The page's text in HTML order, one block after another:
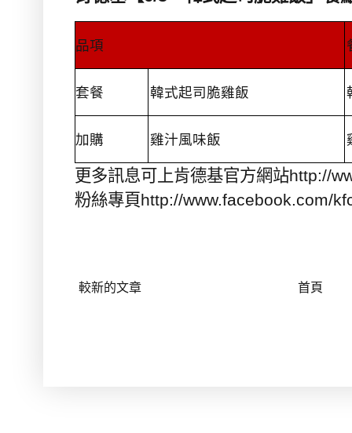
品項
套餐 韓式起司脆雞飯
加購 雞汁風味飯
更多訊息可上肯德基官方網站http://
粉絲專頁http://www.facebook.com/
較新的文章 首頁